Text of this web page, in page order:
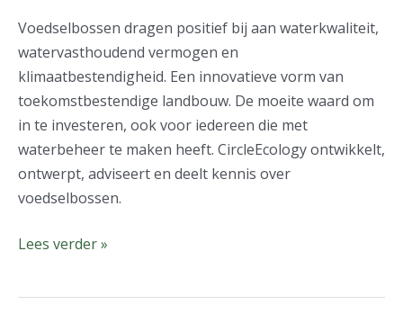
Voedselbossen dragen positief bij aan waterkwaliteit,
watervasthoudend vermogen en
klimaatbestendigheid. Een innovatieve vorm van
toekomstbestendige landbouw. De moeite waard om
in te investeren, ook voor iedereen die met
waterbeheer te maken heeft. CircleEcology ontwikkelt,
ontwerpt, adviseert en deelt kennis over
voedselbossen.
Lees verder »